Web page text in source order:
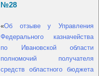
№28
«Об отзыве у Управления
Федерального казначейства
по Ивановской области
полномочий получателя
средств областного бюджета